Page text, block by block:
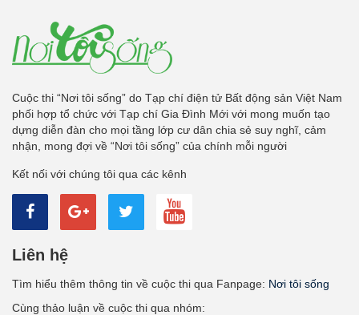
Cuộc thi “Nơi tôi sống” do Tạp chí điện tử Bất động sản Việt Nam
phối hợp tổ chức với Tạp chí Gia Đình Mới với mong muốn tạo
dựng diễn đàn cho mọi tầng lớp cư dân chia sẻ suy nghĩ, cảm
nhận, mong đợi về “Nơi tôi sống” của chính mỗi người
Kết nối với chúng tôi qua các kênh
Liên hệ
Tìm hiểu thêm thông tin về cuộc thi qua Fanpage: Nơi tôi sống
Cùng thảo luận về cuộc thi qua nhóm: